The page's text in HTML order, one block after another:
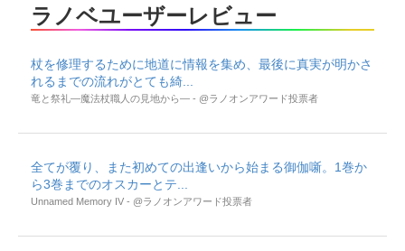
ラノベユーザーレビュー
杖を修理するために地道に情報を集め、最後に真実が明かさ
れるまでの流れがとても綺...
竜と祭礼―魔法杖職人の見地から― - @ラノオンアワード投票者
全てが覆り、また初めての出逢いから始まる御伽噺。1巻か
ら3巻までのオスカーとテ...
Unnamed Memory IV - @ラノオンアワード投票者